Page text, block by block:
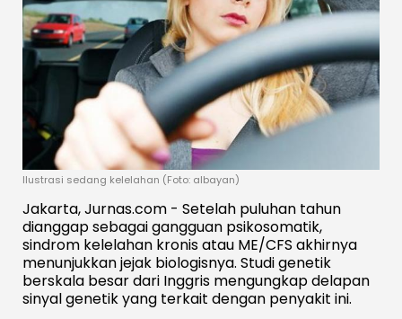
Ilustrasi sedang kelelahan (Foto: albayan)
Jakarta, Jurnas.com - Setelah puluhan tahun
dianggap sebagai gangguan psikosomatik,
sindrom kelelahan kronis atau ME/CFS akhirnya
menunjukkan jejak biologisnya. Studi genetik
berskala besar dari Inggris mengungkap delapan
sinyal genetik yang terkait dengan penyakit ini.